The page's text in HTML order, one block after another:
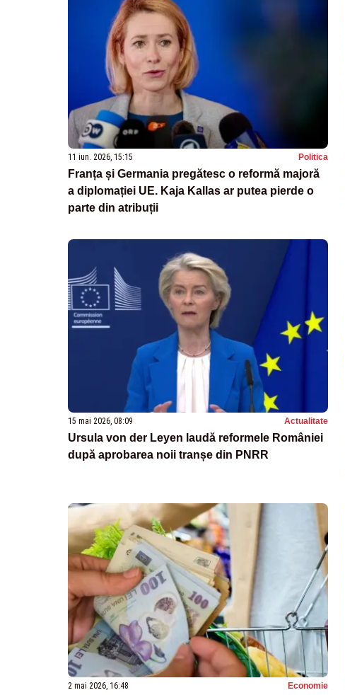
11 iun. 2026, 15:15 Politica
Franța și Germania pregătesc o reformă majoră
a diplomației UE. Kaja Kallas ar putea pierde o
parte din atribuții
15 mai 2026, 08:09 Actualitate
Ursula von der Leyen laudă reformele României
după aprobarea noii tranșe din PNRR
2 mai 2026, 16:48 Economie